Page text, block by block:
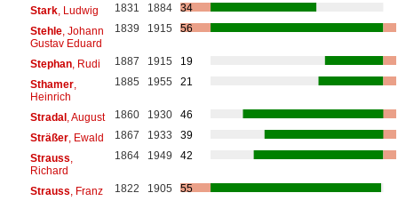
Stark, Ludwig 1831 1884
34
Stehle, Johann
Gustav Eduard
1839 1915 56
Stephan, Rudi 1887 1915
19
Sthamer,
Heinrich
1885 1955 21
Stradal, August 1860 1930
46
Sträßer, Ewald 1867 1933
39
Strauss
Richard
1864 1949 42
Strauss , Franz 1822 1905
55